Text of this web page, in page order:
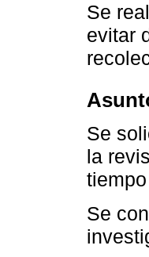
Se
evitar
Se
la
Se